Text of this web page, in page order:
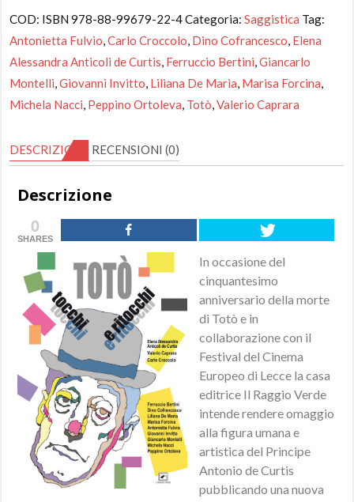
COD: ISBN 978-88-99679-22-4Categoria:Saggistica Tag:
Antonietta Fulvio,Carlo Croccolo, Dino Cofrancesco, Elena
Alessandra Anticoli de Curtis, Ferruccio Bertini,Giancarlo
Montelli,Giovanni Invitto, Liliana De Maria, Marisa Forcina,
Michela Nacci, Peppino Ortoleva, Totò,Valerio Caprara
DESCRIZIONE RECENSIONI (0)
Descrizione
0
SHARES
In occasione del
cinquantesimo
anniversario della morte
di Totò e in
collaborazione con il
Festival del Cinema
Europeo di Lecce la casa
editrice Il Raggio Verde
intende rendere omaggio
alla figura umana e
artistica del Principe
Antonio de Curtis
pubblicando una nuova